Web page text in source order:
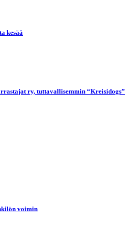
kesää
ry, tuttavallisemmin “Kreisidogs”
voimin